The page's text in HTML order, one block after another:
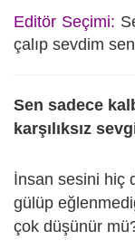
Editör Seçimi:
çalıp sevdim
Sen sadece
karşılıksız
İnsan sesini hiç
gülüp
çok düşünür